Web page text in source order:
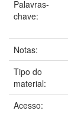
Palavras-
chave:
Notas:
Tipo do
material:
Acesso: